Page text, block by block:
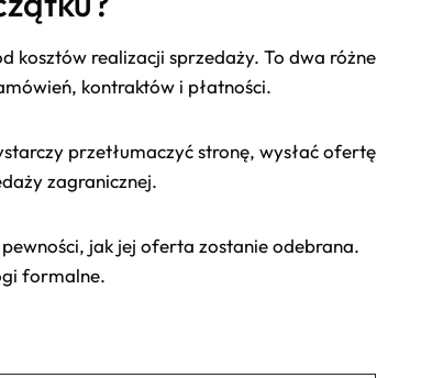
kosztów realizacji sprzedaży. To dwa różne
kontraktów i płatności.
przetłumaczyć stronę, wysłać ofertę
zagranicznej.
jak jej oferta zostanie odebrana.
formalne.